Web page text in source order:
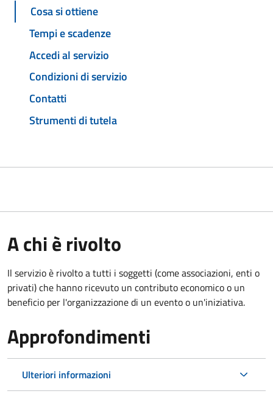
Cosa si ottiene
Tempi e scadenze
Accedi al servizio
Condizioni di servizio
Contatti
Strumenti di tutela
A chi è rivolto
Il servizio è rivolto a tutti i soggetti (come associazioni, enti o
privati) che hanno ricevuto un contributo economico o un
beneficio per l'organizzazione di un evento o un'iniziativa.
Approfondimenti
Ulteriori informazioni